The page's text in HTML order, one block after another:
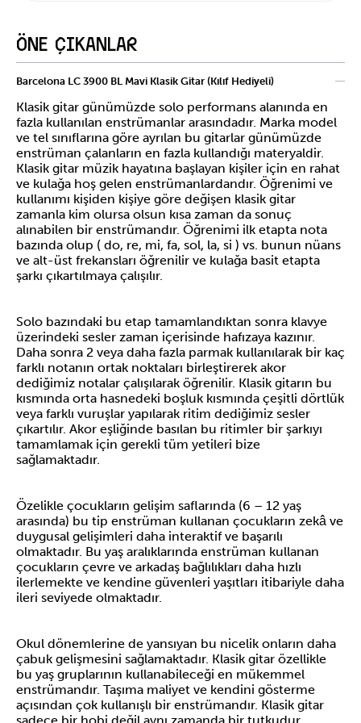
ÖNE ÇIKANLAR
Barcelona LC 3900 BL Mavi Klasik Gitar (Kılıf Hediyeli)
Klasik gitar günümüzde solo performans alanında en
fazla kullanılan enstrümanlar arasındadır. Marka model
ve tel sınıflarına göre ayrılan bu gitarlar günümüzde
enstrüman çalanların en fazla kullandığı materyaldir.
Klasik gitar müzik hayatına başlayan kişiler için en rahat
ve kulağa hoş gelen enstrümanlardandır. Öğrenimi ve
kullanımı kişiden kişiye göre değişen klasik gitar
zamanla kim olursa olsun kısa zaman da sonuç
alınabilen bir enstrümandır. Öğrenimi ilk etapta nota
bazında olup ( do, re, mi, fa, sol, la, si ) vs. bunun nüans
ve alt-üst frekansları öğrenilir ve kulağa basit etapta
şarkı çıkartılmaya çalışılır.
Solo bazındaki bu etap tamamlandıktan sonra klavye
üzerindeki sesler zaman içerisinde hafızaya kazınır.
Daha sonra 2 veya daha fazla parmak kullanılarak bir kaç
farklı notanın ortak noktaları birleştirerek akor
dediğimiz notalar çalışılarak öğrenilir. Klasik gitarın bu
kısmında orta hasnedeki boşluk kısmında çeşitli dörtlük
veya farklı vuruşlar yapılarak ritim dediğimiz sesler
çıkartılır. Akor eşliğinde basılan bu ritimler bir şarkıyı
tamamlamak için gerekli tüm yetileri bize
sağlamaktadır.
Özelikle çocukların gelişim saflarında (6 – 12 yaş
arasında) bu tip enstrüman kullanan çocukların zekâ ve
duygusal gelişimleri daha interaktif ve başarılı
olmaktadır. Bu yaş aralıklarında enstrüman kullanan
çocukların çevre ve arkadaş bağlılıkları daha hızlı
ilerlemekte ve kendine güvenleri yaşıtları itibariyle daha
ileri seviyede olmaktadır.
Okul dönemlerine de yansıyan bu nicelik onların daha
çabuk gelişmesini sağlamaktadır. Klasik gitar özellikle
bu yaş gruplarının kullanabileceği en mükemmel
enstrümandır. Taşıma maliyet ve kendini gösterme
açısından çok kullanışlı bir enstrümandır. Klasik gitar